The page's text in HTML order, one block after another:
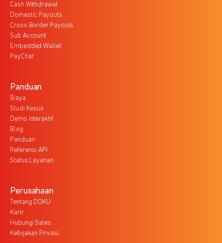
Cash Withdrawal
Domestic Payouts
Cross Border Payouts
Sub Account
Embedded Wallet
PayChat
Panduan
Biaya
Studi Kasus
Demo Interaktif
Blog
Panduan
Referensi API
Status Layanan
Perusahaan
Tentang DOKU
Karir
Hubungi Sales
Kebijakan Privasi